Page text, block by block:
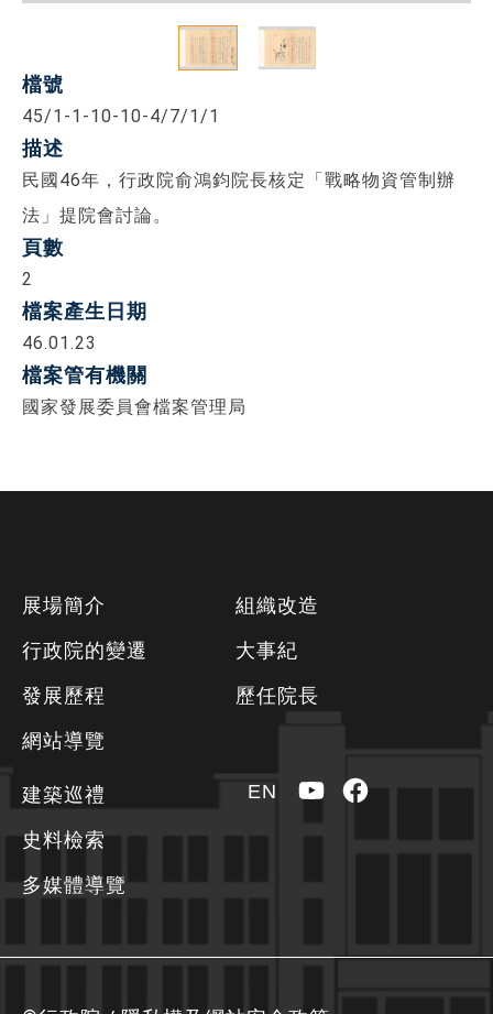
檔號
45/1-1-10-10-4/7/1/1
描述
民國46年，行政院俞鴻鈞院長核定「戰略物資管制辦
法」提院會討論。
頁數
2
檔案產生日期
46.01.23
檔案管有機關
國家發展委員會檔案管理局
展場簡介
行政院的變遷
發展歷程
網站導覽
組織改造
大事紀
歷任院長
建築巡禮
史料檢索
多媒體導覽
EN YouTubeFacebook